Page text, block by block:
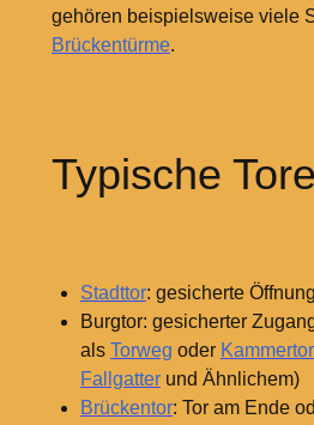
gehören beispielsweise viele
Brückentürme.
Typische Tore
Stadttor: gesicherte
Burgtor: gesicherter
als Torweg oder Kammertor
Fallgatterund Ähnlichem)
Brückentor: Tor am Ende